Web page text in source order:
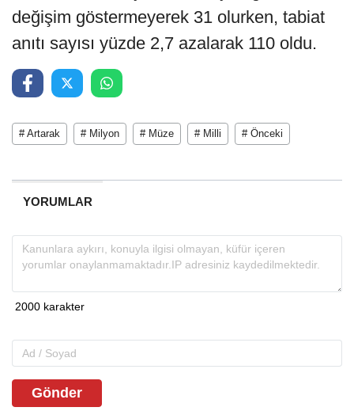
değişim göstermeyerek 31 olurken, tabiat
anıtı sayısı yüzde 2,7 azalarak 110 oldu.
# Artarak # Milyon # Müze # Milli # Önceki
YORUMLAR
Gönder